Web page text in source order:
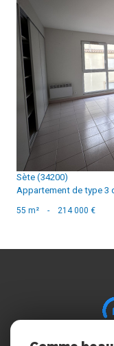
Sète (34200)
Appartement de type 3
55 m² - 214 000 €